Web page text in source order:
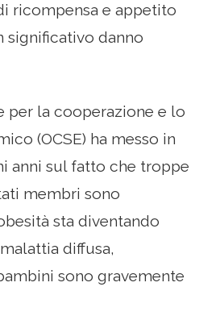
ricompensa e appetito
significativo danno
per la cooperazione e lo
(OCSE) ha messo in
anni sul fatto che troppe
membri sono
sta diventando
diffusa,
sono gravemente